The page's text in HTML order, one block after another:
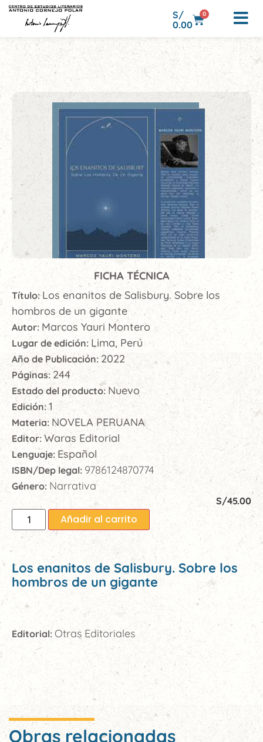
S/
0.00
0
FICHA TÉCNICA
Título:Los enanitos de Salisbury. Sobre los
hombros de un gigante
Autor: Marcos Yauri Montero
Lugar de edición: Lima, Perú
Año de Publicación: 2022
Páginas: 244
Estado del producto: Nuevo
Edición:1
Materia: NOVELA PERUANA
Editor: Waras Editorial
Lenguaje: Español
ISBN/Dep legal: 9786124870774
Género: Narrativa
S/45.00
Añadir al carrito
Los enanitos de Salisbury. Sobre los
hombros de un gigante
Editorial: Otras Editoriales
Obras relacionadas